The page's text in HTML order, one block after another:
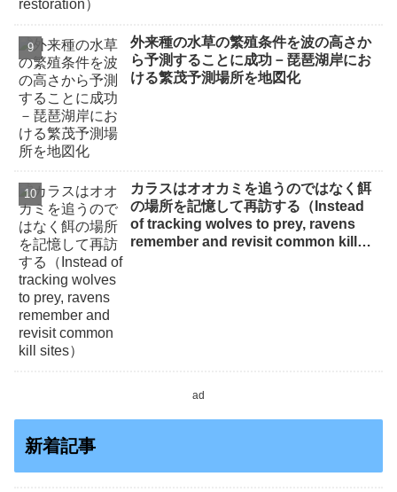
外来種の水草の繁殖条件を波の高さか
ら予測することに成功－琵琶湖岸にお
ける繁茂予測場所を地図化
カラスはオオカミを追うのではなく餌
の場所を記憶して再訪する（Instead
of tracking wolves to prey, ravens
remember and revisit common kill
ad
新着記事